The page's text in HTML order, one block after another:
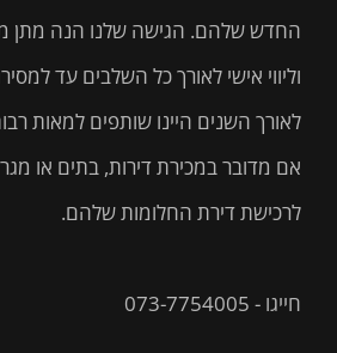
החדש שלהם. הגישה שלנו הנה מתן
וליווי אישי לאורך כל השלבים עד
לאורך השנים היינו שותפים למאות
אם מדובר במכירת דירות, בתים או
לרכישת דירת החלומות שלהם.
חייגו - 073-7754005